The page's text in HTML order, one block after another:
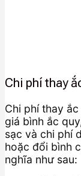
Chi phí thay
Chi phí thay
giá bình ắc
sạc và chi phí
hoặc đổi bình
nghĩa như sau: